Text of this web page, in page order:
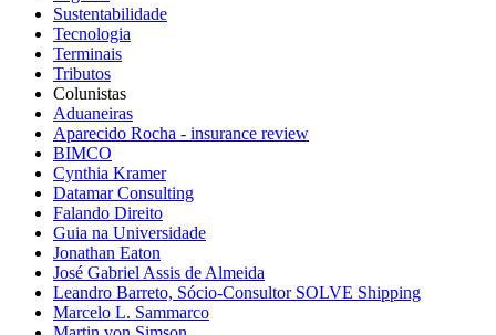
Sustentabilidade
Tecnologia
Terminais
Tributos
Colunistas
Aduaneiras
Aparecido Rocha - insurance review
BIMCO
Cynthia Kramer
Datamar Consulting
Falando Direito
Guia na Universidade
Jonathan Eaton
José Gabriel Assis de Almeida
Leandro Barreto, Sócio-Consultor SOLVE Shipping
Marcelo L. Sammarco